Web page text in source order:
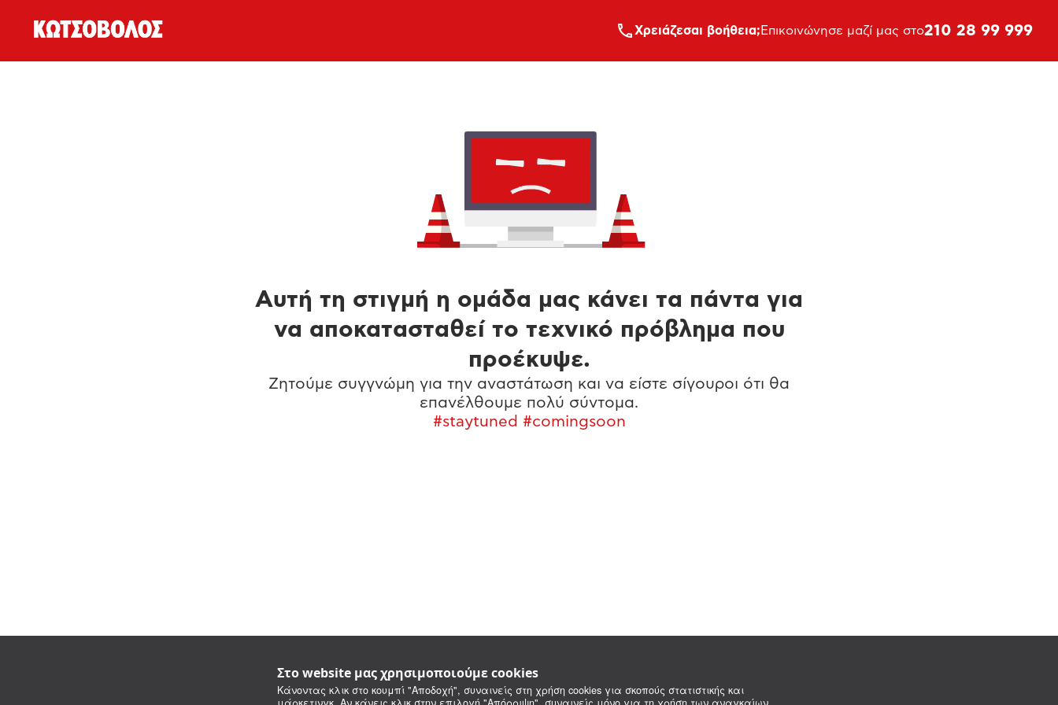
Στο website μας χρησιμοποιούμε cookies
Κάνοντας κλικ στο κουμπί "Αποδοχή", συναινείς στη χρήση cookies για σκοπούς στατιστικής και
Xρειάζεσαι βοήθεια; Επικοινώνησε μαζί μας στο210 28 99 999
Αυτή τη στιγμή η ομάδα μας κάνει τα πάντα για
να αποκατασταθεί το τεχνικό πρόβλημα που
προέκυψε.
Ζητούμε συγγνώμη για την αναστάτωση και να είστε σίγουροι ότι θα
επανέλθουμε πολύ σύντομα.
#staytuned #comingsoon